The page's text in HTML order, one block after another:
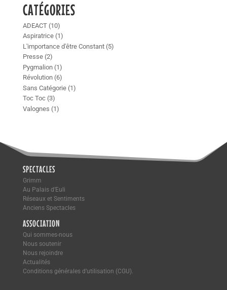
CATÉGORIES
ADEACT(10)
Aspiratrice(1)
L'importance d'être Constant(5)
Presse(2)
Pygmalion(1)
Révolution(6)
Sans Catégorie(1)
Toc Toc(3)
Valognes (1)
SPECTACLES
Grimm
Au Palais d’Euli
Réseaux et Sentiments
Anciens Spectacles
ASSOCIATION
Qui sommes-nous
Nous soutenir
Nous rejoindre
Actualités
Conditions générales d’utilisation (CGU).